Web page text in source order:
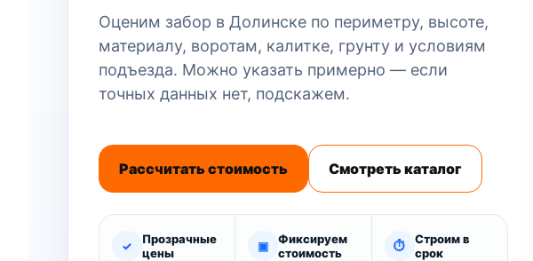
Оценим забор в Долинске по периметру, высоте,
материалу, воротам, калитке, грунту и условиям
подъезда. Можно указать примерно — если
точных данных нет, подскажем.
Рассчитать стоимость Смотреть каталог
✓
Прозрачные
цены
▣
Фиксируем
стоимость
⏱
Строим в
срок